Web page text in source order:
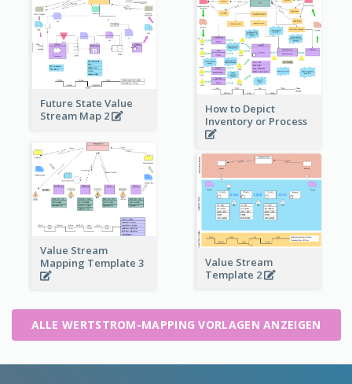
Future State Value
Stream Map 2
How to Depict
Inventory or Process
Value Stream
Mapping Template 3
Value Stream
Template 2
ALLE WERTSTROM-MAPPING VORLAGEN ANZEIGEN